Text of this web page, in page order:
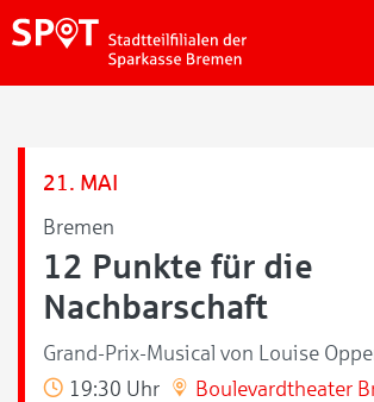
21. MAI
Bremen
12 Punkte für die
Nachbarschaft
Grand-Prix-Musical von Louise
19:30 Uhr
Boulevardtheater